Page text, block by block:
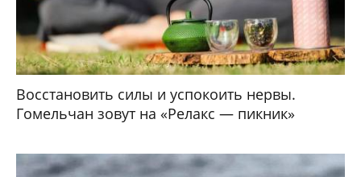
Восстановить силы и успокоить нервы.
Гомельчан зовут на «Релакс — пикник»